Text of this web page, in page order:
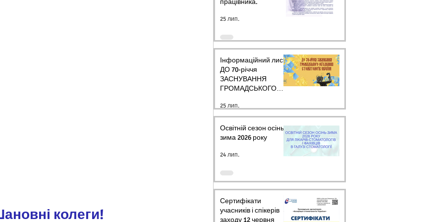
колеги!
працівника.
25 лип.
Інформаційний лист
ДО 70-річчя
ЗАСНУВАННЯ
ГРОМАДСЬКОГО
СТОМАТОЛОГІВ
УКРАЇНИ
25 лип.
Освітній сезон осінь-
зима 2026 року
24 лип.
Сертифікати
учасників і спікерів
заходу 12 червня